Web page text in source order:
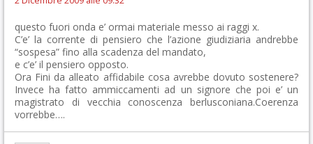
questo fuori onda e’ ormai materiale messo ai raggi x.
C’e’ la corrente di pensiero che l’azione giudiziaria andrebbe
“sospesa” fino alla scadenza del mandato,
e c’e’ il pensiero opposto.
Ora Fini da alleato affidabile cosa avrebbe dovuto sostenere?
Invece ha fatto ammiccamenti ad un signore che poi e’ un
magistrato di vecchia conoscenza berlusconiana.Coerenza
vorrebbe….